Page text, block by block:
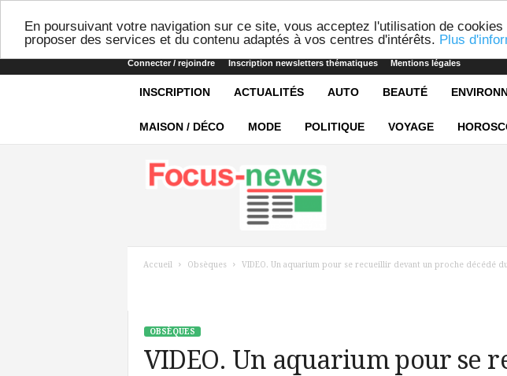
En poursuivant votre navigation sur ce site, vous acceptez l'utilisation de
proposer des services et du contenu adaptés à vos centres d'intérêts. Plus
Connecter / rejoindre Inscription newsletters thématiques Mentions légales
INSCRIPTION ACTUALITÉS AUTO BEAUTÉ
MAISON / DÉCO MODE POLITIQUE VOYAGE
Accueil Obsèques VIDEO. Un aquarium pour se recueillir devant un proche décédé
OBSÈQUES
VIDEO. Un aquarium pour se